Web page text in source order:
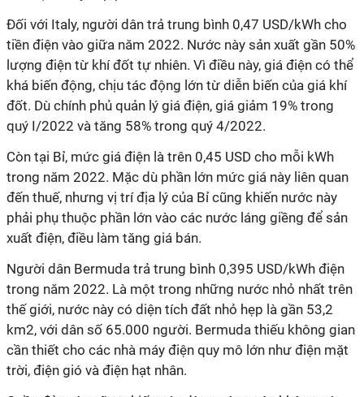
Đối với Italy, người dân trả trung bình 0,47 USD/kWh cho
tiền điện vào giữa năm 2022. Nước này sản xuất gần 50%
lượng điện từ khí đốt tự nhiên. Vì điều này, giá điện có thể
khá biến động, chịu tác động lớn từ diễn biến của giá khí
đốt. Dù chính phủ quản lý giá điện, giá giảm 19% trong
quý I/2022 và tăng 58% trong quý 4/2022.
Còn tại Bỉ, mức giá điện là trên 0,45 USD cho mỗi kWh
trong năm 2022. Mặc dù phần lớn mức giá này liên quan
đến thuế, nhưng vị trí địa lý của Bỉ cũng khiến nước này
phải phụ thuộc phần lớn vào các nước láng giềng để sản
xuất điện, điều làm tăng giá bán.
Người dân Bermuda trả trung bình 0,395 USD/kWh điện
trong năm 2022. Là một trong những nước nhỏ nhất trên
thế giới, nước này có diện tích đất nhỏ hẹp là gần 53,2
km2, với dân số 65.000 người. Bermuda thiếu không gian
cần thiết cho các nhà máy điện quy mô lớn như điện mặt
trời, điện gió và điện hạt nhân.